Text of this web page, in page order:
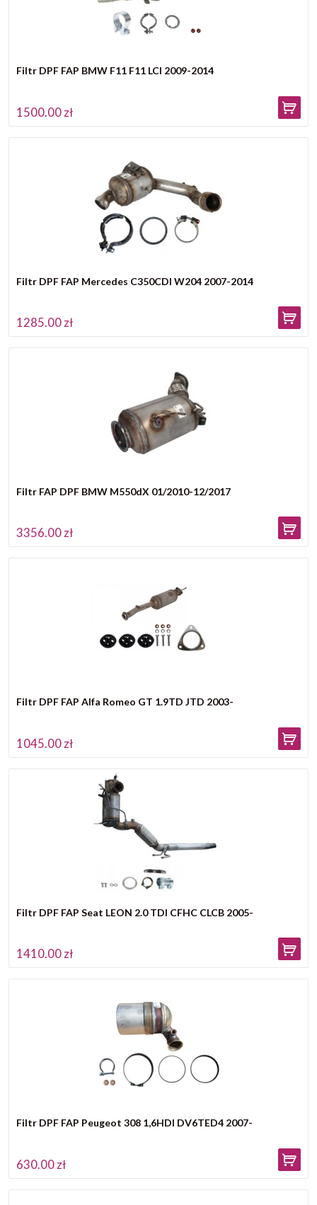
Filtr DPF FAP BMW F11 F11 LCI 2009-2014
1500.00 zł
Filtr DPF FAP Mercedes C350CDI W204 2007-2014
1285.00 zł
Filtr FAP DPF BMW M550dX 01/2010-12/2017
3356.00 zł
Filtr DPF FAP Alfa Romeo GT 1.9TD JTD 2003-
1045.00 zł
Filtr DPF FAP Seat LEON 2.0 TDI CFHC CLCB 2005-
1410.00 zł
Filtr DPF FAP Peugeot 308 1,6HDI DV6TED4 2007-
630.00 zł